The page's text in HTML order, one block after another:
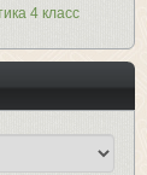
4 класс